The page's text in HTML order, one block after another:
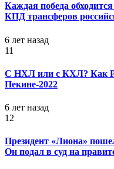
Каждая победа
КПД трансферов
6 лет назад
11
С НХЛ или с КХЛ? Как
Пекине-2022
6 лет назад
12
Президент «Лиона»
Он подал в суд на